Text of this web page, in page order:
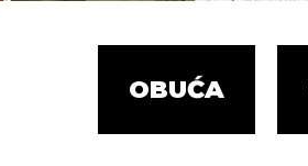
OBUĆA